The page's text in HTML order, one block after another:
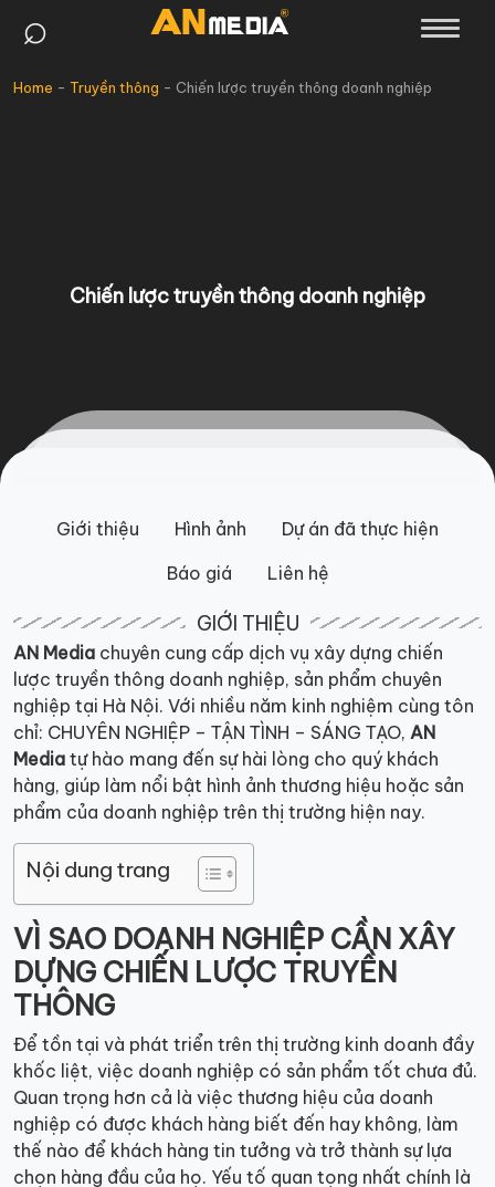
⌕
Home - Truyền thông - Chiến lược truyền thông doanh nghiệp
Chiến lược truyền thông doanh nghiệp
Giới thiệu Hình ảnh
Dự án đã thực hiện
Báo giá
Liên hệ
GIỚI THIỆU
AN Media chuyên cung cấp dịch vụ xây dựng chiến
lược truyền thông doanh nghiệp, sản phẩm chuyên
nghiệp tại Hà Nội. Với nhiều năm kinh nghiệm cùng tôn
chỉ: CHUYÊN NGHIỆP – TẬN TÌNH – SÁNG TẠO, AN
Media tự hào mang đến sự hài lòng cho quý khách
hàng, giúp làm nổi bật hình ảnh thương hiệu hoặc sản
phẩm của doanh nghiệp trên thị trường hiện nay.
Nội dung trang
VÌ SAO DOANH NGHIỆP CẦN XÂY
DỰNG CHIẾN LƯỢC TRUYỀN
THÔNG
Để tồn tại và phát triển trên thị trường kinh doanh đầy
khốc liệt, việc doanh nghiệp có sản phẩm tốt chưa đủ.
Quan trọng hơn cả là việc thương hiệu của doanh
nghiệp có được khách hàng biết đến hay không, làm
thế nào để khách hàng tin tưởng và trở thành sự lựa
chọn hàng đầu của họ. Yếu tố quan tọng nhất chính là